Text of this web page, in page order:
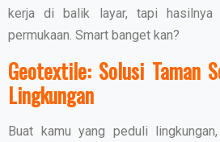
kerja di balik layar, tapi
permukaan. Smart banget kan?
Geotextile: Solusi Taman
Lingkungan
Buat kamu yang peduli